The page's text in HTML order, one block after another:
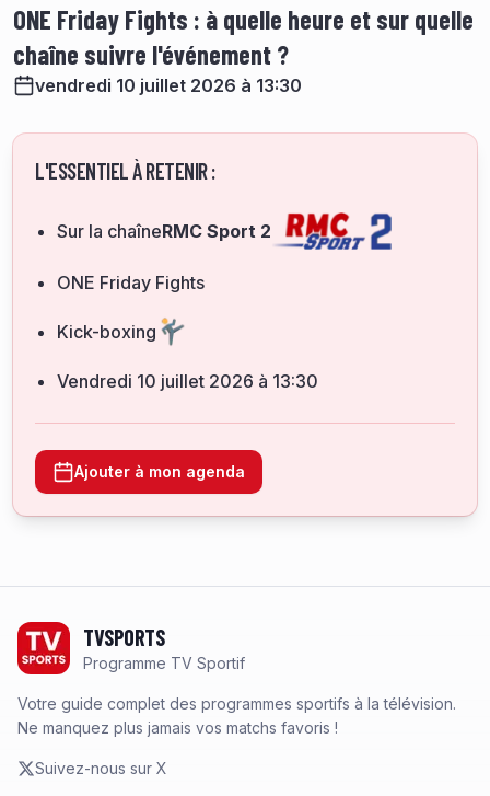
ONE Friday Fights : à quelle heure et sur quelle
chaîne suivre l'événement ?
vendredi 10 juillet 2026 à 13:30
L'ESSENTIEL À RETENIR :
Sur la chaîneRMC Sport 2
ONE Friday Fights
Kick-boxing
vendredi 10 juillet 2026 à 13:30
Ajouter à mon agenda
TVSPORTS
Programme TV Sportif
Votre guide complet des programmes sportifs à la télévision.
Ne manquez plus jamais vos matchs favoris !
Suivez-nous sur X